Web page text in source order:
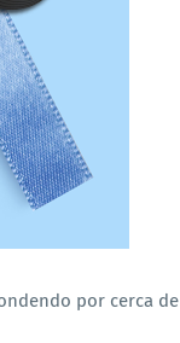
por cerca de